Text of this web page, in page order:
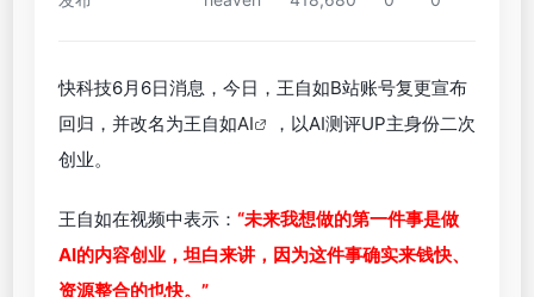
快科技6月6日消息，今日，王自如B站账号复更宣布
回归，并改名为王自如AI
，以AI测评UP主身份二次
创业。
王自如在视频中表示： “未来我想做的第一件事是做
AI的内容创业，坦白来讲，因为这件事确实来钱快、
资源整合的也快。”